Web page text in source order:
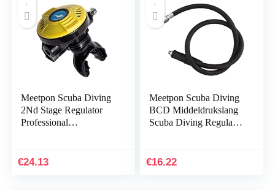
Meetpon Scuba Diving
2Nd Stage Regulator
Professional
Equipment Accessory-
€24.13
Meetpon Scuba Diving
BCD Middeldrukslang
Scuba Diving Regulator
€16.22